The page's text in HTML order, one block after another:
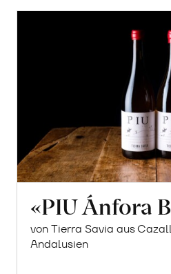
«PIU Ánfora
von Tierra Savia aus
Andalusien